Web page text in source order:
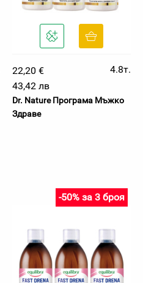
22,20 €
4.8т.
43,42 лв
Dr. Nature Програма Мъжко
Здраве
-50% за 3 броя